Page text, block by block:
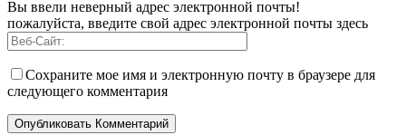
Вы ввели неверный адрес электронной почты!
пожалуйста, введите свой адрес электронной почты здесь
Сохраните мое имя и электронную почту в браузере для
следующего комментария